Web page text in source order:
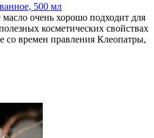
500 мл
очень хорошо подходит для
косметических свойствах
со времен правления Клеопатры,